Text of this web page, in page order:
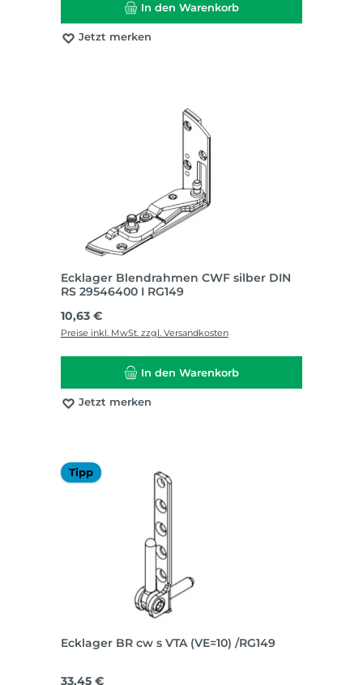
In den Warenkorb
Jetzt merken
Ecklager Blendrahmen CWF silber DIN
RS 29546400 I RG149
Regulärer Preis:
10,63 €
Preise inkl. MwSt. zzgl. Versandkosten
In den Warenkorb
Jetzt merken
Tipp
Ecklager BR cw s VTA (VE=10) /RG149
Regulärer Preis:
33,45 €